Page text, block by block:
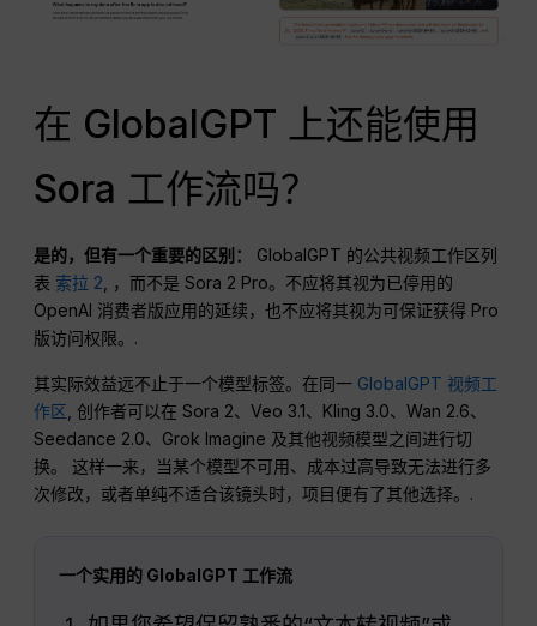
在 GlobalGPT 上还能使用
Sora 工作流吗？
是的，但有一个重要的区别：
GlobalGPT 的公共视频工作区列
表 索拉 2 , ，而不是 Sora 2 Pro。不应将其视为已停用的
OpenAI 消费者版应用的延续，也不应将其视为可保证获得 Pro
版访问权限。.
其实际效益远不止于一个模型标签。在同一 GlobalGPT 视频工
作区 , 创作者可以在 Sora 2、Veo 3.1、Kling 3.0、Wan 2.6、
Seedance 2.0、Grok Imagine 及其他视频模型之间进行切
换。 这样一来，当某个模型不可用、成本过高导致无法进行多
次修改，或者单纯不适合该镜头时，项目便有了其他选择。.
一个实用的 GlobalGPT 工作流